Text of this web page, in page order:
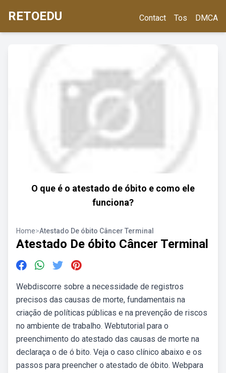
RETOEDU Contact Tos DMCA
O que é o atestado de óbito e como ele
funciona?
Home>Atestado De óbito Câncer Terminal
Atestado De óbito Câncer Terminal
Webdiscorre sobre a necessidade de registros
precisos das causas de morte, fundamentais na
criação de políticas públicas e na prevenção de riscos
no ambiente de trabalho. Webtutorial para o
preenchimento do atestado das causas de morte na
declaraça o de ó bito. Veja o caso clínico abaixo e os
passos para preencher o atestado de óbito. Webpara